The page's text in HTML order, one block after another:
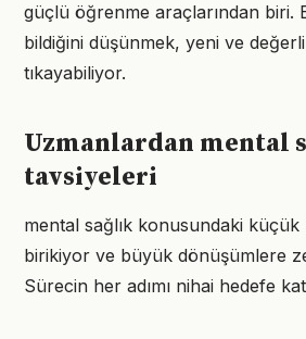
güçlü öğrenme araçlarından biri.
bildiğini düşünmek, yeni ve
tıkayabiliyor.
Uzmanlardan mental
tavsiyeleri
mental sağlık konusundaki küçük
birikiyor ve büyük dönüşümlere
Sürecin her adımı nihai hedefe